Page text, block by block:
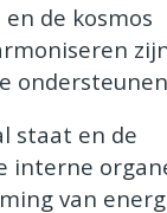
de kosmos
staat en de
interne
van